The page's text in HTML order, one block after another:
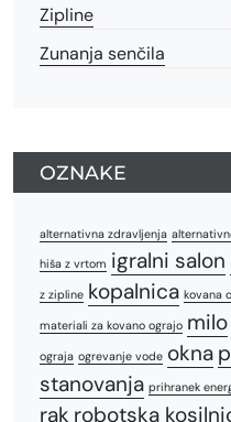
Zipline
Zunanja senčila
OZNAKE
alternativna zdravljenja
hiša z vrtom igralni salon
z zipline kopalnica kovana
materiali za kovano ograjo milo
ograja ogrevanje vode okna
stanovanja prihranek
rak robotska